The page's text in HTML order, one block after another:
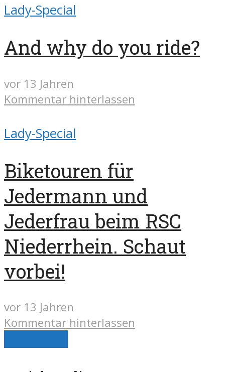
Lady-Special
And why do you ride?
vor 13 Jahren
Kommentar hinterlassen
Lady-Special
Biketouren für
Jedermann und
Jederfrau beim RSC
Niederrhein. Schaut
vorbei!
vor 13 Jahren
Kommentar hinterlassen